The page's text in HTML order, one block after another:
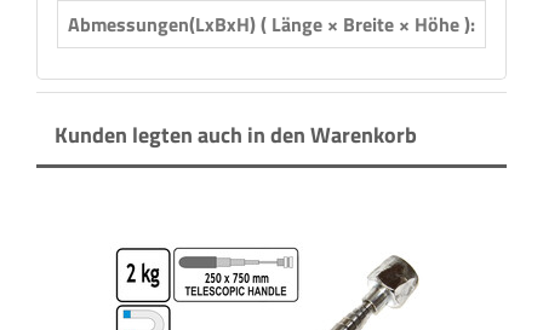
Abmessungen(LxBxH) ( Länge × Breite × Höhe ):
Kunden legten auch in den Warenkorb